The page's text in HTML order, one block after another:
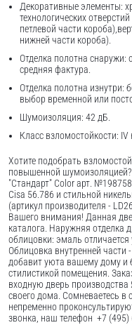
Декоративные элементы:
технологических
петлевой части
нижней части короба).
Отделка полотна снаружи:
средняя фактура.
Отделка полотна изнутри:
выбор временной или
Шумоизоляция: 42 дБ.
Класс взломостойкости: IV
Хотите подобрать
повышенной шумоизоляцией?
"Стандарт" Color арт.
Cisa 56.786 и стильной
(артикул производителя -
Вашего внимания! Данная
каталога. Наружняя отделка
облицовки: эмаль
Облицовка внутренней
добавит уюта вашему дому и
стилистикой помещения.
входную дверь производства
своего дома. Сомневаетесь
непременно
звонка, наш телефон +7